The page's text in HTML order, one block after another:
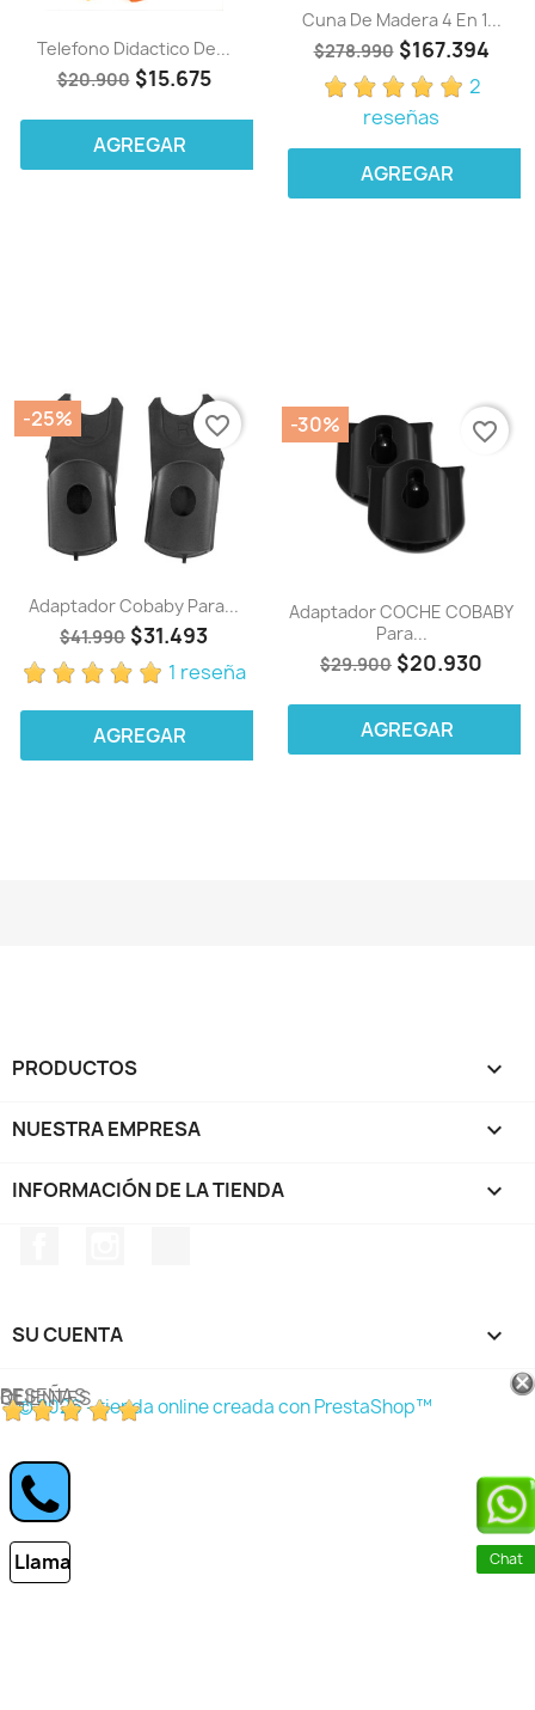
Telefono Didactico De...
$20.900 $15.675
AGREGAR
Cuna De Madera 4 En 1...
$278.990 $167.394
2
reseñas
AGREGAR
Adaptador Cobaby Para...
$41.990 $31.493
1 reseña
-25%
AGREGAR
favorite_border
Adaptador COCHE COBABY
Para...
$29.900 $20.930
-30%
AGREGAR
favorite_border
PRODUCTOS 
NUESTRA EMPRESA 
INFORMACIÓN DE LA TIENDA keyboard_arrow_down
Chat
Llamar
SU CUENTA 
RESEÑAS DE CLIENTES
© 2026 - tienda online creada con PrestaShop™